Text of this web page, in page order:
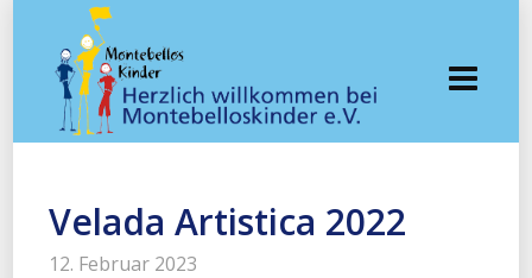
Velada Artistica 2022
12. Februar 2023